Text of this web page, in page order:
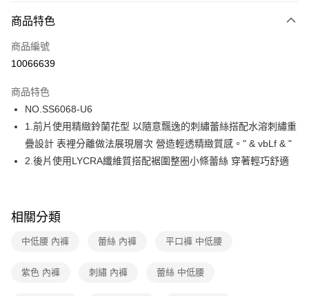
LINE Pay
街口支付
運送方式
全家取貨付款
每筆NT$80，滿NT$1,000(含以上)免運費
7-11取貨付款
每筆NT$80，滿NT$1,000(含以上)免運費
每筆NT$80，滿NT$1,000(含以上)免運費
商品特色
商品編號
10066639
商品特色
NO.SS6068-U6
1.前片使用精緻鈴蘭花型 以隨意飄逸的刺繡蕾絲搭配水溶刺繡重
疊設計 表裡分離做法展現層次 營造輕透精緻質感。" & vbLf & "
2.後片使用LYCRA纖維質搭配裾圍整圈小條蕾絲 穿著輕巧舒適
相關分類
中低腰 內褲 蕾絲 內褲 平口褲 中低腰
紫色 內褲 刺繡 內褲 蕾絲 中低腰